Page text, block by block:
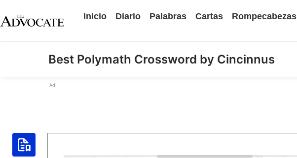
Inicio Diario Palabras Cartas Rompecabezas
Best Polymath Crossword by Cincinnus
Ad